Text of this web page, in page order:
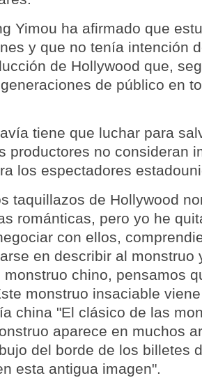
Yimou ha afirmado que
y que no tenía intención
de Hollywood que,
de público en
tiene que luchar para
productores no consideran
los espectadores
taquillazos de Hollywood
románticas, pero yo he
con ellos,
en describir al monstruo
chino, pensamos
monstruo insaciable
china "El clásico de las
aparece en muchos
del borde de los billetes
esta antigua imagen".